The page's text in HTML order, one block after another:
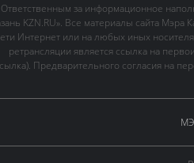
Ответственным за информационное
KZN.RU». Все материалы сайта
Интернет или на любых иных
ретрансляции является ссылка на
Предварительного согласия на